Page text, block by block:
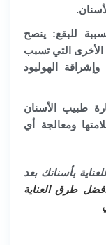
للبقع: ينصح
الأخرى التي تسبب
الهوليود
طبيب الأسنان
ومعالجة أي
بأسنانك بعد
طرق العناية